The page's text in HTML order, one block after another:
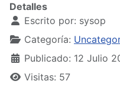
Detalles
Escrito por: sysop
Categoría:
Publicado: 12 Julio
Visitas: 57